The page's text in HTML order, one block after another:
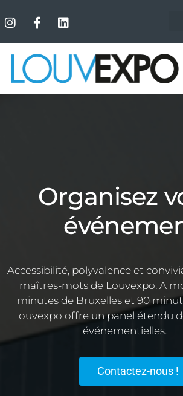
votre
événement
polyvalence et convivialité sont les
de Louvexpo. A moins de 45
Bruxelles et 90 minutes de Lille,
offre un panel étendu de solutions
événementielles.
Contactez-nous !